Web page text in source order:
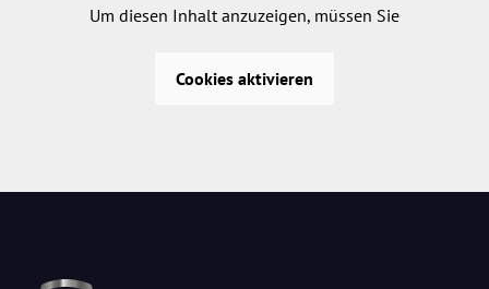
Um diesen Inhalt anzuzeigen, müssen Sie
Cookies aktivieren